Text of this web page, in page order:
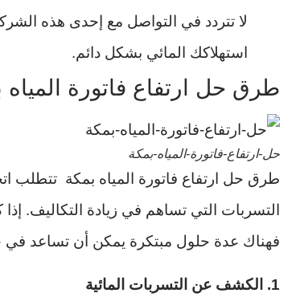
لا تتردد في التواصل مع إحدى هذه
استهلاكك المائي بشكل دائم.
طرق حل ارتفاع فاتورة المياه
حل-ارتفاع-فاتورة-المياه-بمكة
طرق حل ارتفاع فاتورة المياه بمكة تتطلب
التسربات التي تساهم في زيادة التكاليف.
فهناك عدة حلول مبتكرة يمكن أن تساعد في
1. الكشف عن التسربات المائية